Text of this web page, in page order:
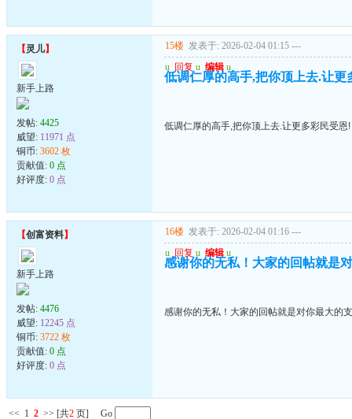
【灵儿】
新手上路
发帖: 4425
威望: 11971 点
铜币: 3602 枚
贡献值: 0 点
好评度: 0 点
15楼 发表于: 2026-02-04 01:15 ---
u 回复 u 编辑 u
低调仁厚的高手,把你顶上去.让更
低调仁厚的高手,把你顶上去.让更多彩民受恩!
【创富资料】
新手上路
发帖: 4476
威望: 12245 点
铜币: 3722 枚
贡献值: 0 点
好评度: 0 点
16楼 发表于: 2026-02-04 01:16 ---
u 回复 u 编辑 u
感谢你的无私！大家的回帖就是
感谢你的无私！大家的回帖就是对你最大的
<< 1 2 >> [共2 页] Go